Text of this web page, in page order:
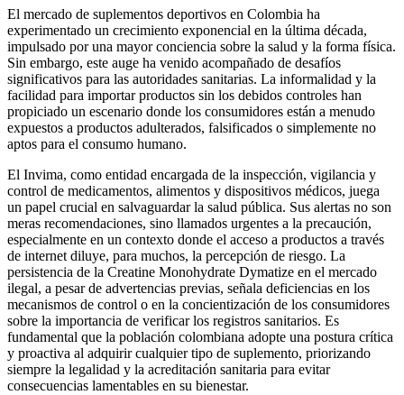
El mercado de suplementos deportivos en Colombia ha
experimentado un crecimiento exponencial en la última década,
impulsado por una mayor conciencia sobre la salud y la forma física.
Sin embargo, este auge ha venido acompañado de desafíos
significativos para las autoridades sanitarias. La informalidad y la
facilidad para importar productos sin los debidos controles han
propiciado un escenario donde los consumidores están a menudo
expuestos a productos adulterados, falsificados o simplemente no
aptos para el consumo humano.
El Invima, como entidad encargada de la inspección, vigilancia y
control de medicamentos, alimentos y dispositivos médicos, juega
un papel crucial en salvaguardar la salud pública. Sus alertas no son
meras recomendaciones, sino llamados urgentes a la precaución,
especialmente en un contexto donde el acceso a productos a través
de internet diluye, para muchos, la percepción de riesgo. La
persistencia de la Creatine Monohydrate Dymatize en el mercado
ilegal, a pesar de advertencias previas, señala deficiencias en los
mecanismos de control o en la concientización de los consumidores
sobre la importancia de verificar los registros sanitarios. Es
fundamental que la población colombiana adopte una postura crítica
y proactiva al adquirir cualquier tipo de suplemento, priorizando
siempre la legalidad y la acreditación sanitaria para evitar
consecuencias lamentables en su bienestar.